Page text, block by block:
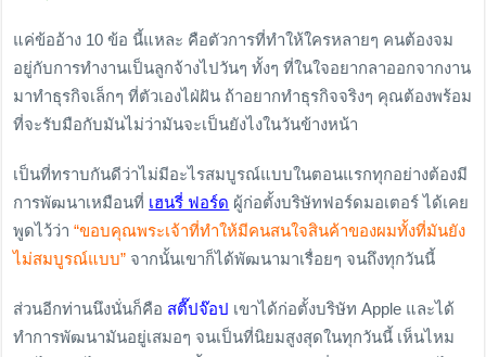
แค่ข้ออ้าง 10 ข้อ นี้แหละ คือตัวการที่ทำให้ใครหลายๆ คนต้องจม
อยู่กับการทำงานเป็นลูกจ้างไปวันๆ ทั้งๆ ที่ในใจอยากลาออกจากงาน
มาทำธุรกิจเล็กๆ ที่ตัวเองไฝ่ฝัน ถ้าอยากทำธุรกิจจริงๆ คุณต้องพร้อม
ที่จะรับมือกับมันไม่ว่ามันจะเป็นยังไงในวันข้างหน้า
เป็นที่ทราบกันดีว่าไม่มีอะไรสมบูรณ์แบบในตอนแรกทุกอย่างต้องมี
การพัฒนาเหมือนที่ เฮนรี่ ฟอร์ด ผู้ก่อตั้งบริษัทฟอร์ดมอเตอร์ ได้เคย
พูดไว้ว่า“ขอบคุณพระเจ้าที่ทำให้มีคนสนใจสินค้าของผมทั้งที่มันยัง
ไม่สมบูรณ์แบบ” จากนั้นเขาก็ได้พัฒนามาเรื่อยๆ จนถึงทุกวันนี้
ส่วนอีกท่านนึงนั่นก็คือ สตี๊ปจ๊อป เขาได้ก่อตั้งบริษัท Apple และได้
ทำการพัฒนามันอยู่เสมอๆ จนเป็นที่นิยมสูงสุดในทุกวันนี้ เห็นไหม